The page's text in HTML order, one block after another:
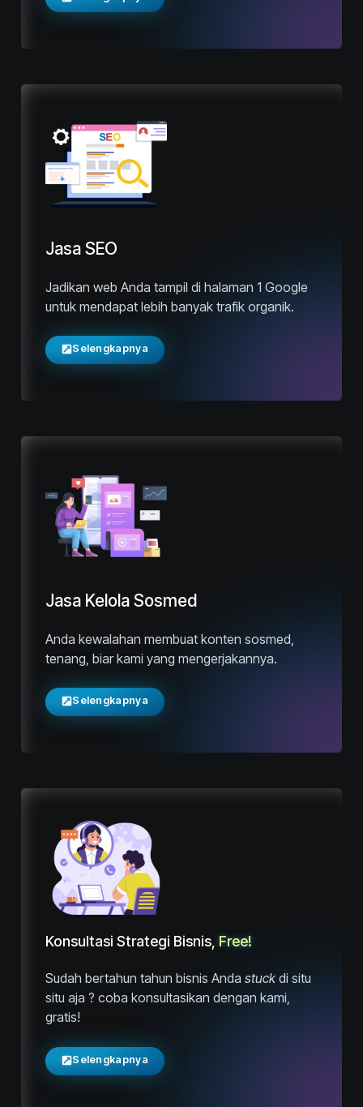
Jasa SEO
Jadikan web Anda tampil di halaman 1 Google
untuk mendapat lebih banyak trafik organik.
Selengkapnya
Jasa Kelola Sosmed
Anda kewalahan membuat konten sosmed,
tenang, biar kami yang mengerjakannya.
Selengkapnya
Konsultasi Strategi Bisnis, Free!
Sudah bertahun tahun bisnis Andastuckdi situ
situ aja ? coba konsultasikan dengan kami,
gratis!
Selengkapnya